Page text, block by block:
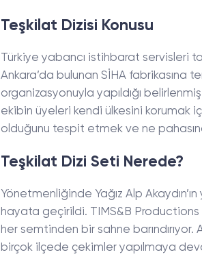
Teşkilat Dizisi Konusu
Türkiye yabancı istihbarat servisleri
Ankara’da bulunan SİHA fabrikasına
organizasyonuyla yapıldığı
ekibin üyeleri kendi ülkesini korumak
olduğunu tespit etmek ve ne
Teşkilat Dizi Seti Nerede?
Yönetmenliğinde Yağız Alp
hayata geçirildi. TIMS&B
her semtinden bir sahne
birçok ilçede çekimler yapılmaya